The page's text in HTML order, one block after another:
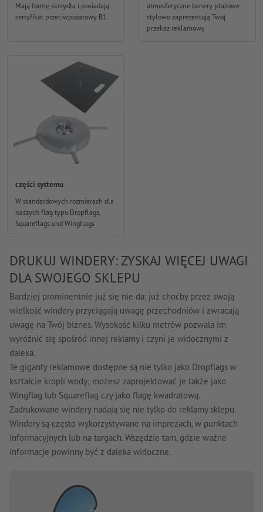
Mają formę skrzydła i posiadają
certyfikat przeciwpożarowy B1.
atmosferyczne banery plażowe
stylowo zaprezentują Twój
przekaz reklamowy
części systemu
W standardowych rozmiarach dla
naszych flag typu Dropflags,
Squareflags und Wingflags
DRUKUJ WINDERY: ZYSKAJ WIĘCEJ UWAGI
DLA SWOJEGO SKLEPU
Bardziej prominentnie już się nie da: już choćby przez swoją
wielkość windery przyciągają uwagę przechodniów i zwracają
uwagę na Twój biznes. Wysokość kilku metrów pozwala im
wyróżnić się spośród innej reklamy i czyni je widocznymi z
daleka.
Te giganty reklamowe dostępne są nie tylko jako Dropflags w
kształcie kropli wody; możesz zaprojektować je także jako
Wingflag lub Squareflag czy jako flagę kwadratową.
Zadrukowane windery nadają się nie tylko do reklamy sklepu.
Windery są często wykorzystywane na imprezach, w punktach
informacyjnych lub na targach. Wszędzie tam, gdzie ważne
informacje powinny być z daleka widoczne.